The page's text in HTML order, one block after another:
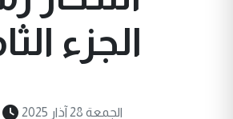
الجزء
الجمعة 28 آذار 2025